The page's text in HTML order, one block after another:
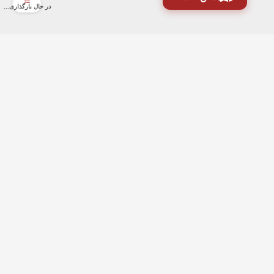
در حال بارگذاری...